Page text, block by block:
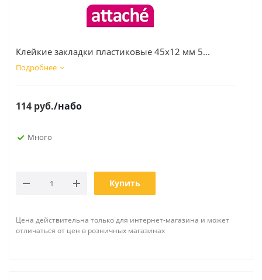
Клейкие закладки пластиковые 45х12 мм 5...
Подробнее
114 руб./набо
Много
Купить
Цена действительна только для интернет-магазина и может
отличаться от цен в розничных магазинах